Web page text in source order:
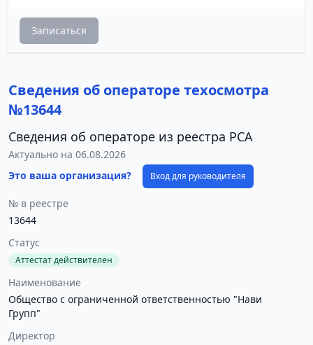
Записаться
Сведения об операторе техосмотра
№13644
Сведения об операторе из реестра РСА
Актуально на 06.08.2026
Это ваша организация?
Вход для руководителя
№ в реестре
13644
Статус
Аттестат действителен
Наименование
Общество с ограниченной ответственностью "Нави
Групп"
Директор